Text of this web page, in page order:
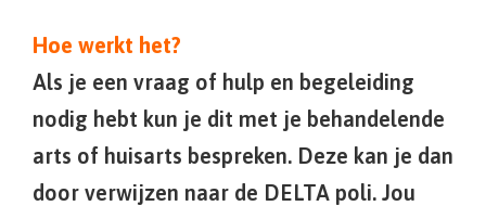
Hoe werkt het?
Als je een vraag of hulp en begeleiding
nodig hebt kun je dit met je behandelende
arts of huisarts bespreken. Deze kan je dan
door verwijzen naar de DELTA poli. Jou